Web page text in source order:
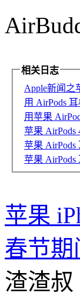
相关日志
Apple新闻之
用 AirPods
用苹果
苹果 AirPods
苹果 AirPods
苹果
苹果
春节
渣渣叔